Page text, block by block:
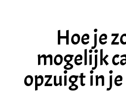
Hoe je
mogelijk
opzuigt in